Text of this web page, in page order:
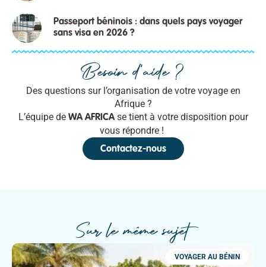
Passeport béninois : dans quels pays voyager
sans visa en 2026 ?
Besoin d'aide ?
Des questions sur l’organisation de votre voyage en
Afrique ?
L’équipe de WA AFRICAse tient à votre disposition pour
vous répondre !
Contactez-nous
Sur le même sujet
VOYAGER AU BÉNIN